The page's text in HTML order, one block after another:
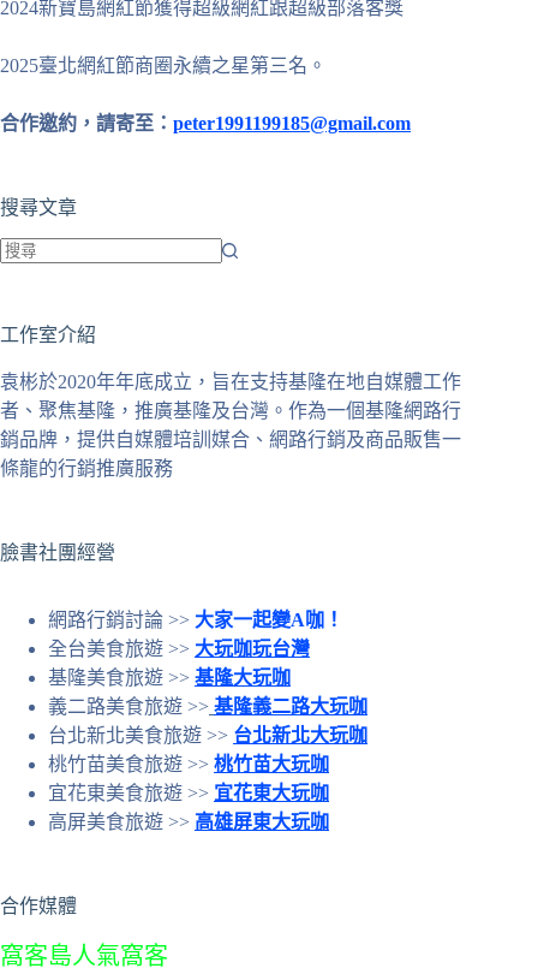
2024新寶島網紅節獲得超級網紅跟超級部落客獎
2025臺北網紅節商圈永續之星第三名。
合作邀約，請寄至： peter1991199185@gmail.com
搜尋文章
到
合
條
件
的
果
工作室介紹
袁彬於2020年年底成立，旨在支持基隆在地自媒體工作
者、聚焦基隆，推廣基隆及台灣。作為一個基隆網路行
銷品牌，提供自媒體培訓媒合、網路行銷及商品販售一
條龍的行銷推廣服務
臉書社團經營
網路行銷討論 >> 大家一起變A咖！
全台美食旅遊 >> 大玩咖玩台灣
基隆美食旅遊 >> 基隆大玩咖
義二路美食旅遊 >> 基隆義二路大玩咖
台北新北美食旅遊 >> 台北新北大玩咖
桃竹苗美食旅遊 >> 桃竹苗大玩咖
宜花東美食旅遊 >> 宜花東大玩咖
高屏美食旅遊 >> 高雄屏東大玩咖
合作媒體
窩客島人氣窩客